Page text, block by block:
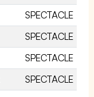
SPECTACLE
SPECTACLE
SPECTACLE
SPECTACLE